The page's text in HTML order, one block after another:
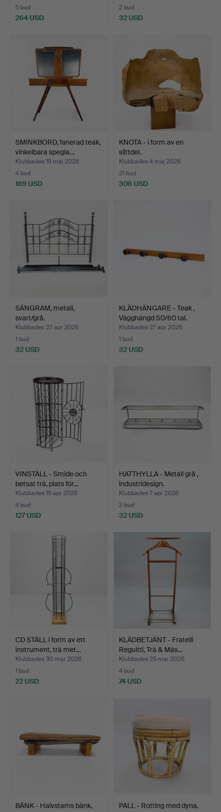
5 bud
264 USD
2 bud
32 USD
SMINKBORD, fanerad teak,
vinkelbara spegla…
Klubbades 19 maj 2026
4 bud
169 USD
KNOTA - i form av en
siittdel.
Klubbades 4 maj 2026
21 bud
306 USD
SÄNGRAM, metall,
svart/grå.
Klubbades 27 apr 2026
1 bud
32 USD
KLÄDHÄNGARE - Teak ,
Vägghängd 50/60 tal.
Klubbades 27 apr 2026
1 bud
32 USD
VINSTÄLL - Smide och
betsat trä, plats för…
Klubbades 19 apr 2026
4 bud
127 USD
HATTHYLLA - Metall grå ,
industridesign.
Klubbades 7 apr 2026
2 bud
32 USD
CD STÄLL i form av ett
instrument, trä met…
Klubbades 30 mar 2026
1 bud
22 USD
KLÄDBETJÄNT - Fratelli
Reguitti, Trä & Mäs…
Klubbades 25 mar 2026
4 bud
74 USD
BÄNK - Halvstams bänk,
PALL - Rotting med dyna,